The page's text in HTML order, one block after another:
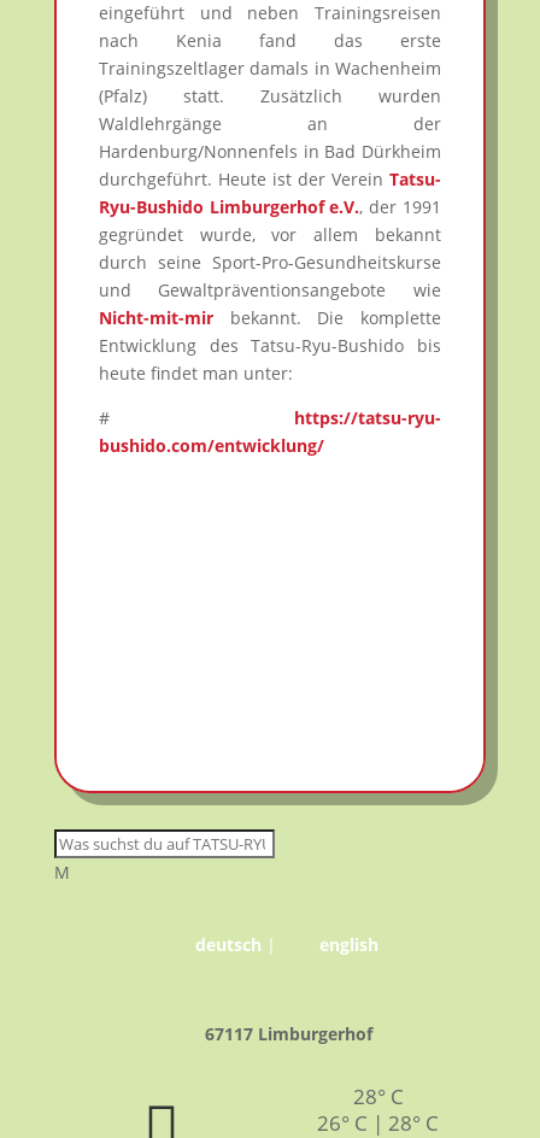
eingeführt und neben Trainingsreisen
nach Kenia fand das erste
Trainingszeltlager damals in Wachenheim
(Pfalz) statt. Zusätzlich wurden
Waldlehrgänge an der
Hardenburg/Nonnenfels in Bad Dürkheim
durchgeführt. Heute ist der Verein Tatsu-
Ryu-Bushido Limburgerhof e.V., der 1991
gegründet wurde, vor allem bekannt
durch seine Sport-Pro-Gesundheitskurse
und Gewaltpräventionsangebote wie
Nicht-mit-mir bekannt. Die komplette
Entwicklung des Tatsu-Ryu-Bushido bis
heute findet man unter:
# https://tatsu-ryu-
bushido.com/entwicklung/
M
deutsch | english
67117 Limburgerhof
28° C
26° C | 28° C